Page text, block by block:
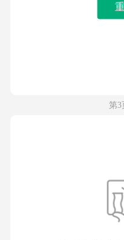
第3